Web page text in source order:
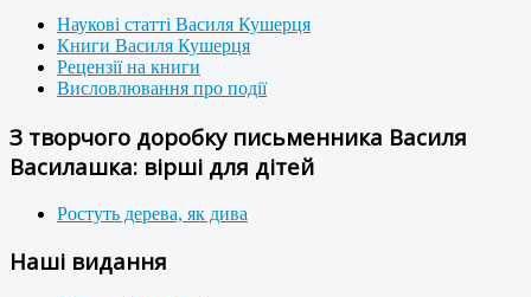
Наукові статті Василя Кушерця
Книги Василя Кушерця
Рецензії на книги
Висловлювання про події
З творчого доробку письменника Василя
Василашка: вірші для дітей
Ростуть дерева, як дива
Наші видання